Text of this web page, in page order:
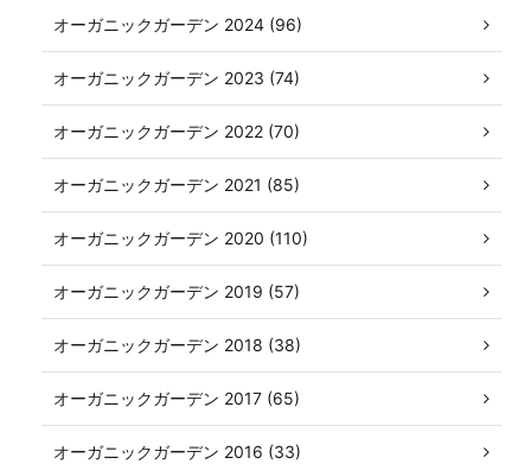
オーガニックガーデン 2024 (96)
オーガニックガーデン 2023 (74)
オーガニックガーデン 2022 (70)
オーガニックガーデン 2021 (85)
オーガニックガーデン 2020 (110)
オーガニックガーデン 2019 (57)
オーガニックガーデン 2018 (38)
オーガニックガーデン 2017 (65)
オーガニックガーデン 2016 (33)